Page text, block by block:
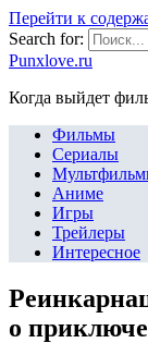
Перейти к
Search for:
Punxlove.ru
Когда выйдет
Фильмы
Сериалы
Аниме
Игры
Трейлеры
Интересное
о